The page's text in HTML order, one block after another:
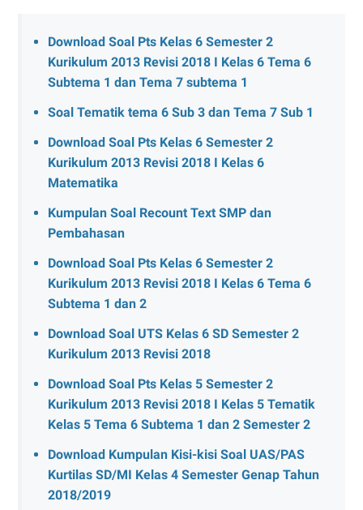
Download Soal Pts Kelas 6 Semester 2
Kurikulum 2013 Revisi 2018 I Kelas 6 Tema 6
Subtema 1 dan Tema 7 subtema 1
Soal Tematik tema 6 Sub 3 dan Tema 7 Sub 1
Download Soal Pts Kelas 6 Semester 2
Kurikulum 2013 Revisi 2018 I Kelas 6
Matematika
Kumpulan Soal Recount Text SMP dan
Pembahasan
Download Soal Pts Kelas 6 Semester 2
Kurikulum 2013 Revisi 2018 I Kelas 6 Tema 6
Subtema 1 dan 2
Download Soal UTS Kelas 6 SD Semester 2
Kurikulum 2013 Revisi 2018
Download Soal Pts Kelas 5 Semester 2
Kurikulum 2013 Revisi 2018 I Kelas 5 Tematik
Kelas 5 Tema 6 Subtema 1 dan 2 Semester 2
Download Kumpulan Kisi-kisi Soal UAS/PAS
Kurtilas SD/MI Kelas 4 Semester Genap Tahun
2018/2019